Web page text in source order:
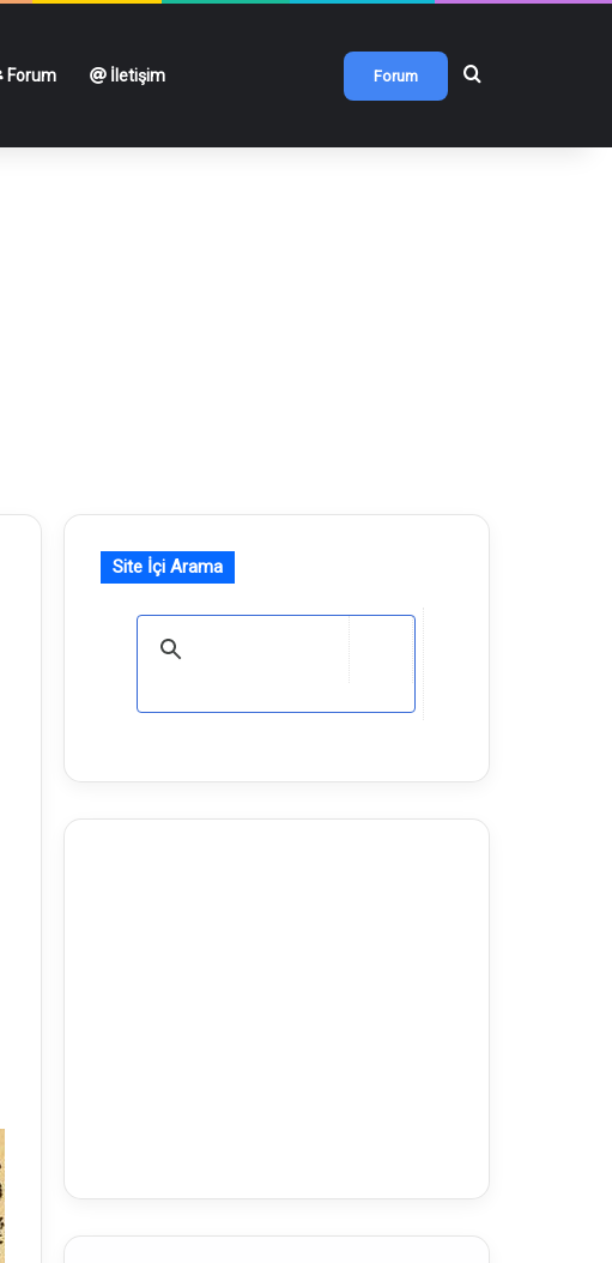
Forum İletişim Forum Arama yap ...
Site İçi Arama